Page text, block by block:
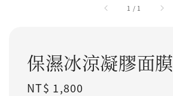
1 / 1
保濕冰涼凝膠面膜
Regular price
NT$ 1,800